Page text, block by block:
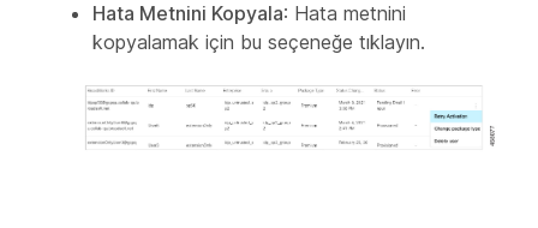
Hata Metnini Kopyala: Hata metnini
kopyalamak için bu seçeneğe tıklayın.